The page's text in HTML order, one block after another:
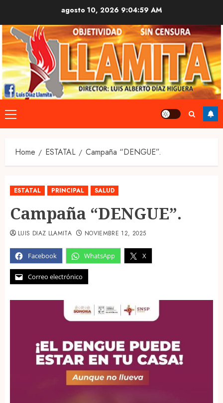
content
agosto 10, 2026 9:04:59 AM
Primary
Menu
Home ESTATAL Campaña “DENGUE”.
ESTATAL PRINCIPAL SALUD
Campaña “DENGUE”.
Facebook WhatsApp X
Correo electrónico
LUIS DIAZ LLAMITA NOVIEMBRE 12, 2025